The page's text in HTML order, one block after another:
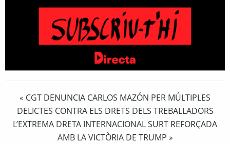
« CGT DENUNCIA CARLOS MAZÓN PER MÚLTIPLES
DELICTES CONTRA ELS DRETS DELS TREBALLADORS
L’EXTREMA DRETA INTERNACIONAL SURT REFORÇADA
AMB LA VICTÒRIA DE TRUMP »